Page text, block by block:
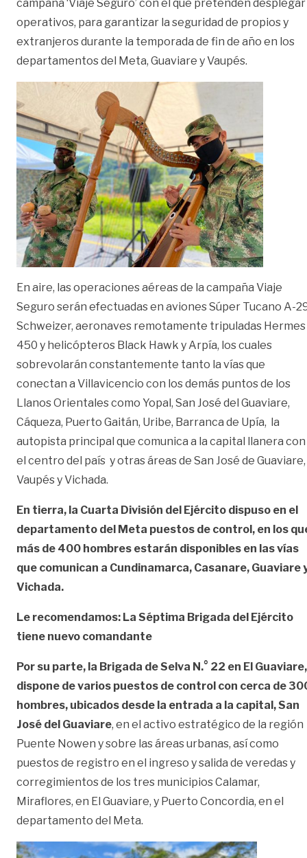
campaña ‘Viaje Seguro’ con el que pretenden desplegar
operativos, para garantizar la seguridad de propios y
extranjeros durante la temporada de fin de año en los
departamentos del Meta, Guaviare y Vaupés.
En aire, las operaciones aéreas de la campaña Viaje
Seguro serán efectuadas en aviones Súper Tucano A-
Schweizer, aeronaves remotamente tripuladas Hermes
450 y helicópteros Black Hawk y Arpía, los cuales
sobrevolarán constantemente tanto la vías que
conectan a Villavicencio con los demás puntos de los
Llanos Orientales como Yopal, San José del Guaviare,
Cáqueza, Puerto Gaitán, Uribe, Barranca de Upía, la
autopista principal que comunica a la capital llanera con
el centro del país y otras áreas de San José de Guaviare,
Vaupés y Vichada.
En tierra, la Cuarta División del Ejército dispuso en el
departamento del Meta puestos de control, en los
más de 400 hombres estarán disponibles en las vías
que comunican a Cundinamarca, Casanare, Guaviare
Vichada.
Le recomendamos: La Séptima Brigada del Ejército
tiene nuevo comandante
Por su parte, la Brigada de Selva N.° 22 en El Guaviare,
dispone de varios puestos de control con cerca de
hombres, ubicados desde la entrada a la capital, San
José del Guaviare, en el activo estratégico de la región
Puente Nowen y sobre las áreas urbanas, así como
puestos de registro en el ingreso y salida de veredas y
corregimientos de los tres municipios Calamar,
Miraflores, en El Guaviare, y Puerto Concordia, en el
departamento del Meta.